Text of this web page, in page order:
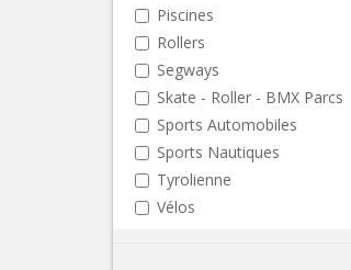
Piscines
Rollers
Segways
Skate - Roller - BMX Parcs
Sports Automobiles
Sports Nautiques
Tyrolienne
Vélos